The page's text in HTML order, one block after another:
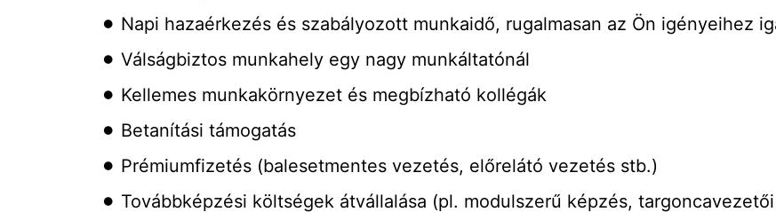
Napi hazaérkezés és szabályozott munkaidő, rugalmasan az Ön igényeihez
Válságbiztos munkahely egy nagy munkáltatónál
Kellemes munkakörnyezet és megbízható kollégák
Betanítási támogatás
Prémiumfizetés (balesetmentes vezetés, előrelátó vezetés stb.)
Továbbképzési költségek átvállalása (pl. modulszerű képzés,